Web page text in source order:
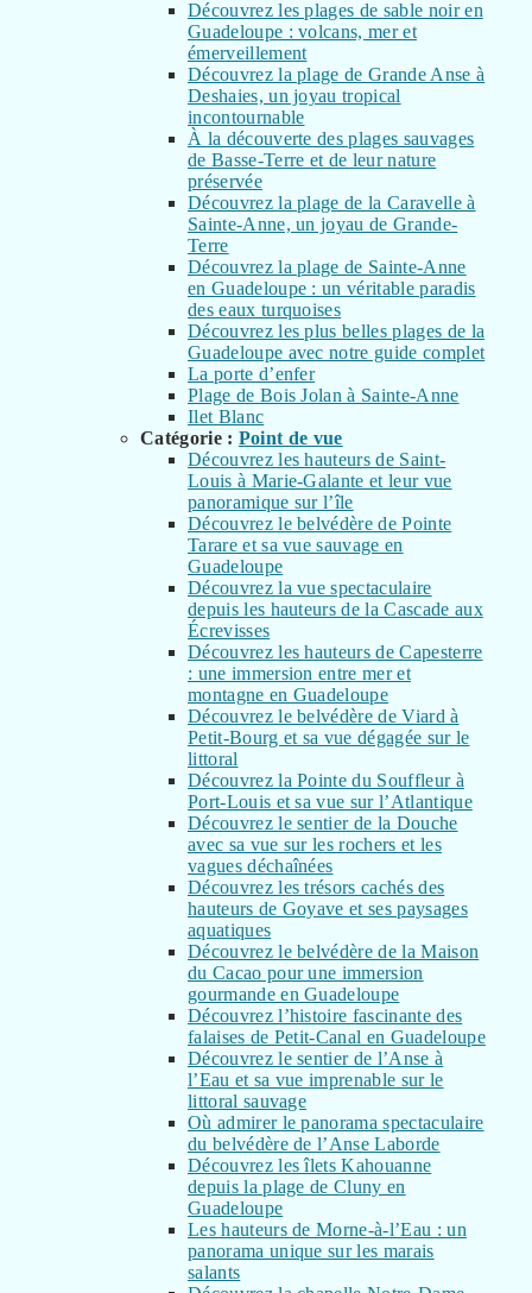
Découvrez les plages de sable noir en
Guadeloupe : volcans, mer et
émerveillement
Découvrez la plage de Grande Anse à
Deshaies, un joyau tropical
incontournable
À la découverte des plages sauvages
de Basse-Terre et de leur nature
préservée
Découvrez la plage de la Caravelle à
Sainte-Anne, un joyau de Grande-
Terre
Découvrez la plage de Sainte-Anne
en Guadeloupe : un véritable paradis
des eaux turquoises
Découvrez les plus belles plages de la
Guadeloupe avec notre guide complet
La porte d’enfer
Plage de Bois Jolan à Sainte-Anne
Ilet Blanc
Catégorie : Point de vue
Découvrez les hauteurs de Saint-
Louis à Marie-Galante et leur vue
panoramique sur l’île
Découvrez le belvédère de Pointe
Tarare et sa vue sauvage en
Guadeloupe
Découvrez la vue spectaculaire
depuis les hauteurs de la Cascade aux
Écrevisses
Découvrez les hauteurs de Capesterre
: une immersion entre mer et
montagne en Guadeloupe
Découvrez le belvédère de Viard à
Petit-Bourg et sa vue dégagée sur le
littoral
Découvrez la Pointe du Souffleur à
Port-Louis et sa vue sur l’Atlantique
Découvrez le sentier de la Douche
avec sa vue sur les rochers et les
vagues déchaînées
Découvrez les trésors cachés des
hauteurs de Goyave et ses paysages
aquatiques
Découvrez le belvédère de la Maison
du Cacao pour une immersion
gourmande en Guadeloupe
Découvrez l’histoire fascinante des
falaises de Petit-Canal en Guadeloupe
Découvrez le sentier de l’Anse à
l’Eau et sa vue imprenable sur le
littoral sauvage
Où admirer le panorama spectaculaire
du belvédère de l’Anse Laborde
Découvrez les îlets Kahouanne
depuis la plage de Cluny en
Guadeloupe
Les hauteurs de Morne-à-l’Eau : un
panorama unique sur les marais
salants